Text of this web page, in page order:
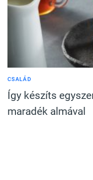
CSALÁD
Így készíts
maradék almával